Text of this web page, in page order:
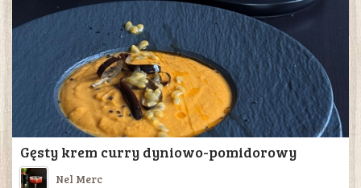
Gęsty krem curry dyniowo-pomidorowy
Nel Merc